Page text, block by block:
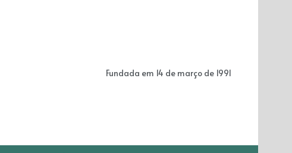
Fundada em 14 de março de 1991